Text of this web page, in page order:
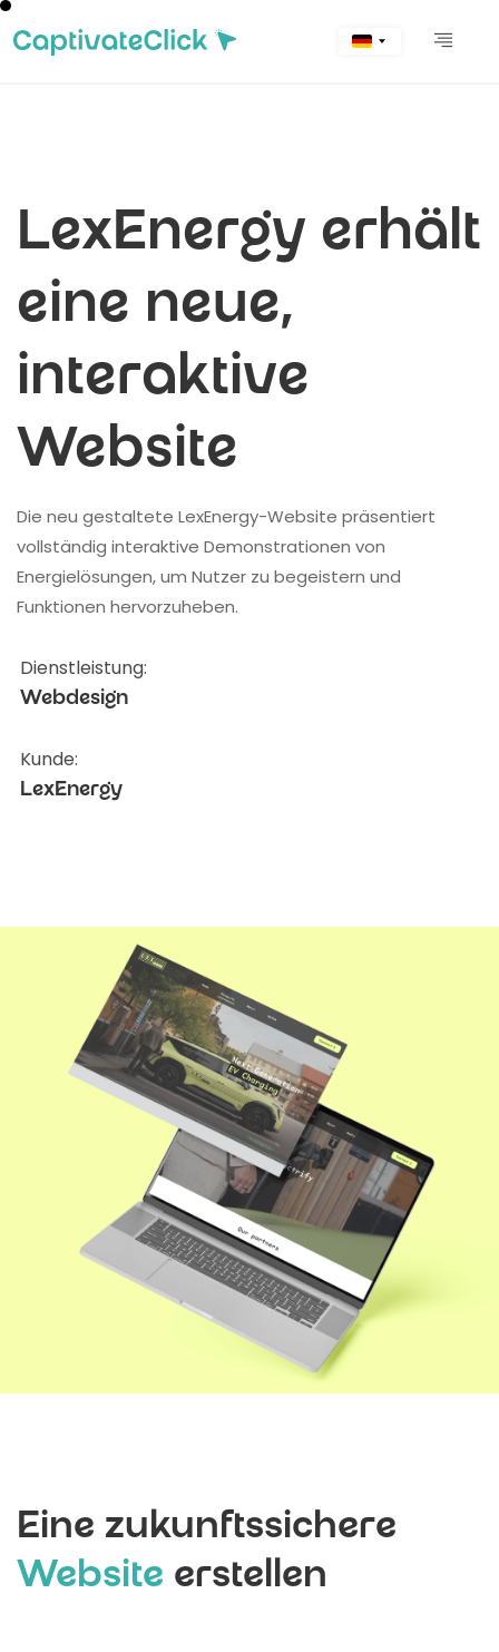
LexEnergy erhält
eine neue,
interaktive
Website
Die neu gestaltete LexEnergy-Website präsentiert
vollständig interaktive Demonstrationen von
Energielösungen, um Nutzer zu begeistern und
Funktionen hervorzuheben.
Dienstleistung:
Webdesign
Kunde:
LexEnergy
Eine zukunftssichere
Website erstellen